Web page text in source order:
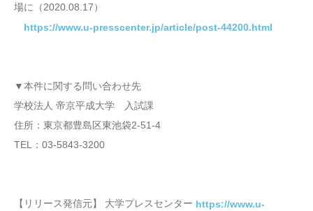
場に（2020.08.17）
https://www.u-presscenter.jp/article/post-44200.html
▼本件に関する問い合わせ先
学校法人 帝京平成大学 入試課
住所：東京都豊島区東池袋2-51-4
TEL：03-5843-3200
【リリース発信元】 大学プレスセンター https://www.u-